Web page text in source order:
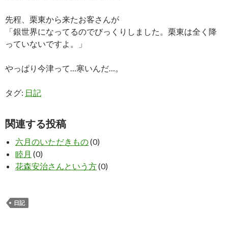
先程、栗東から来たお客さんが
「銀世界になってるのでびっくりしました。栗東は全く降
っていないですよ。」
やっぱり今津って…寒いんだ…。
タグ: 日記
関連する投稿
六月のいただきもの(0)
睦月 (0)
花森安治さんという方(0)
日記